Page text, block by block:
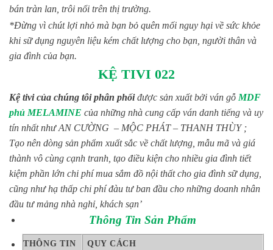
bán tràn lan, trôi nổi trên thị trường.
*Đừng vì chút lợi nhỏ mà bạn bỏ quên mối nguy hại về sức khỏe
khi sữ dụng nguyên liệu kém chất lượng cho bạn, người thân và
gia đình của bạn.
KỆ TIVI 022
Kệ tivi của chúng tôi phân phốiđược sản xuất bởi ván gỗ MDF
phủ MELAMINE của những nhà cung cấp ván danh tiếng và uy
tín nhất như AN CƯỜNG – MỘC PHÁT – THANH THÙY ;
Tạo nên dòng sản phẩm xuất sắc về chất lượng, mẫu mã và giá
thành vô cùng cạnh tranh, tạo điều kiện cho nhiều gia đình tiết
kiệm phần lớn chi phí mua sắm đồ nội thất cho gia đình sữ dụng,
cũng như hạ thấp chi phí đàu tư ban đầu cho những doanh nhân
đầu tư mảng nhà nghỉ, khách sạn’
Thông TinSản Phẩm
THÔNG TIN QUY CÁCH